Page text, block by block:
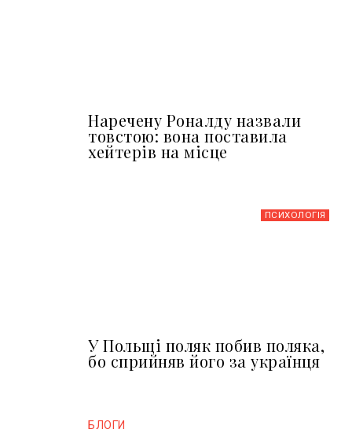
Наречену Роналду назвали
товстою: вона поставила
хейтерів на місце
ПСИХОЛОГІЯ
У Польщі поляк побив поляка,
бо сприйняв його за українця
БЛОГИ